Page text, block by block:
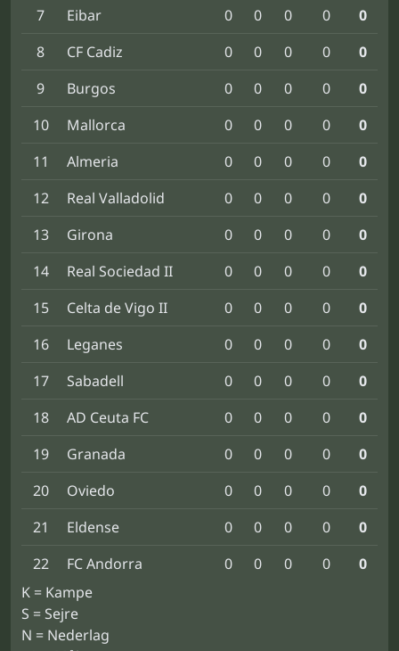
7
Eibar 0 0 0 0
0
8
CF Cadiz 0 0 0 0
0
9
Burgos 0 0 0 0
0
10
Mallorca 0 0 0 0
0
11
Almeria 0 0 0 0
0
12
Real Valladolid 0 0 0 0
0
13
Girona 0 0 0 0
0
14
Real Sociedad II 0 0 0 0
0
15
Celta de Vigo II 0 0 0 0
0
16
Leganes 0 0 0 0
0
17
Sabadell 0 0 0 0
0
18
AD Ceuta FC 0 0 0 0
0
19
Granada 0 0 0 0
0
20
Oviedo 0 0 0 0
0
21
Eldense 0 0 0 0
0
22
FC Andorra 0 0 0 0
0
K = Kampe
S = Sejre
N = Nederlag